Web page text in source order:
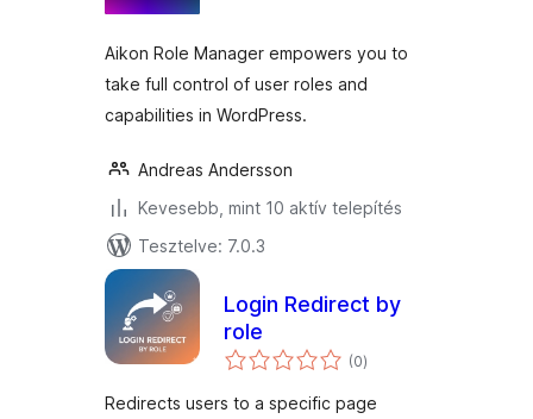
Aikon Role Manager empowers you to
take full control of user roles and
capabilities in WordPress.
Andreas Andersson
Kevesebb, mint 10 aktív telepítés
Tesztelve: 7.0.3
Login Redirect by
role
(0értékelés
összesen
)
Redirects users to a specific page